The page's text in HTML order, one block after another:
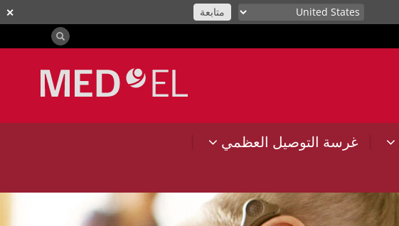
✕ متابعة
| غرسة التوصيل العظمي
|